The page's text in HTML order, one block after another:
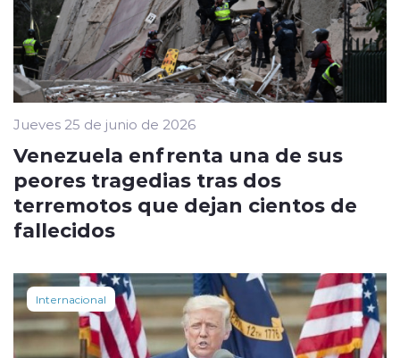
Jueves 25 de junio de 2026
Venezuela enfrenta una de sus
peores tragedias tras dos
terremotos que dejan cientos de
fallecidos
Internacional